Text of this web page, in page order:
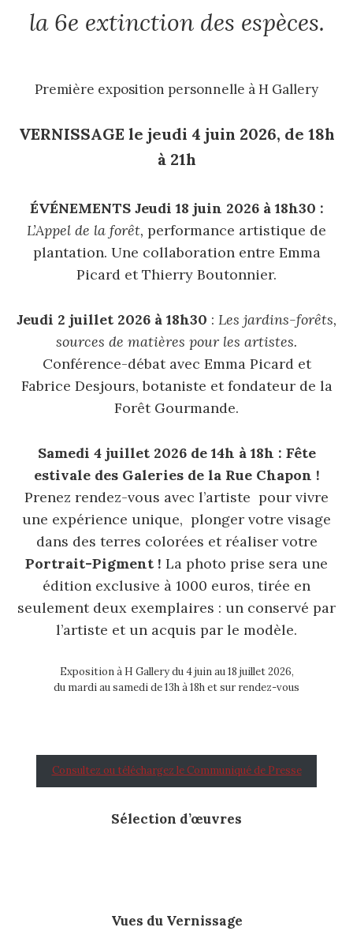
la 6e extinction des espèces.
Première exposition personnelle à H Gallery
VERNISSAGE le jeudi 4 juin 2026, de 18h
à 21h
ÉVÉNEMENTS Jeudi 18 juin 2026 à 18h30 :
L’Appel de la forêt, performance artistique de
plantation. Une collaboration entre Emma
Picard et Thierry Boutonnier.
Jeudi 2 juillet 2026 à 18h30 : Les jardins-forêts,
sources de matières pour les artistes.
Conférence-débat avec Emma Picard et
Fabrice Desjours, botaniste et fondateur de la
Forêt Gourmande.
Samedi 4 juillet 2026 de 14h à 18h : Fête
estivale des Galeries de la Rue Chapon !
Prenez rendez-vous avec l’artiste pour vivre
une expérience unique, plonger votre visage
dans des terres colorées et réaliser votre
Portrait-Pigment ! La photo prise sera une
édition exclusive à 1000 euros, tirée en
seulement deux exemplaires : un conservé par
l’artiste et un acquis par le modèle.
Exposition à H Gallery du 4 juin au 18 juillet 2026,
du mardi au samedi de 13h à 18h et sur rendez-vous
Consultez ou téléchargez le Communiqué de Presse
Sélection d’œuvres
Vues du Vernissage